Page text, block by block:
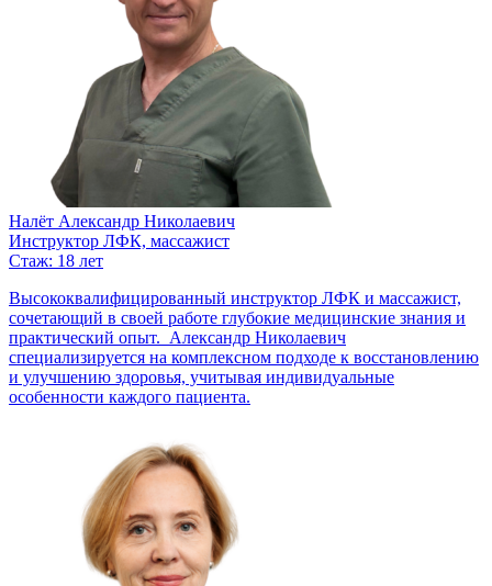
Налёт Александр Николаевич
Инструктор ЛФК, массажист
Стаж: 18 лет
Высококвалифицированный инструктор ЛФК и массажист,
сочетающий в своей работе глубокие медицинские знания и
практический опыт. Александр Николаевич
специализируется на комплексном подходе к восстановлению
и улучшению здоровья, учитывая индивидуальные
особенности каждого пациента.